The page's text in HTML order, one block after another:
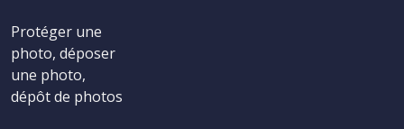
Protéger une
photo, déposer
une photo,
dépôt de photos